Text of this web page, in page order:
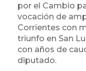
por el Cambio
vocación de
Corrientes con
triunfo en San
con años de
diputado.